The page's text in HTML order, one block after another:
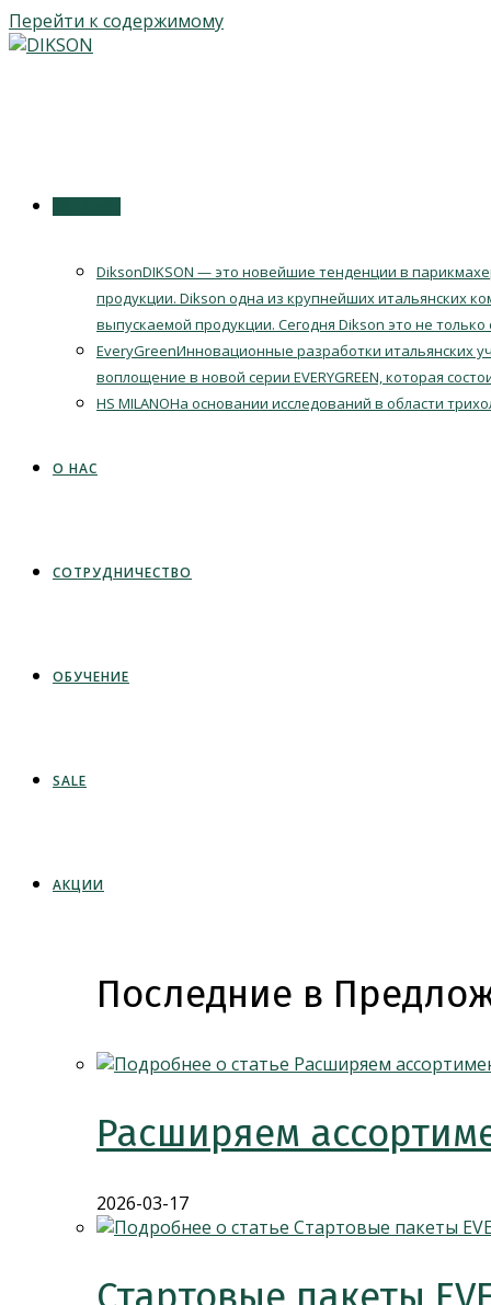
Перейти к содержимому
DiksonDIKSON — это новейшие тенденции в
продукции. Dikson одна из крупнейших итальянских
выпускаемой продукции. Сегодня Dikson это не
EveryGreenИнновационные разработки итальянских
воплощение в новой серии EVERYGREEN, которая
HS MILANOНа основании исследований в области
О НАС
СОТРУДНИЧЕСТВО
ОБУЧЕНИЕ
SALE
АКЦИИ
Последние в
Расширяем
2026-03-17